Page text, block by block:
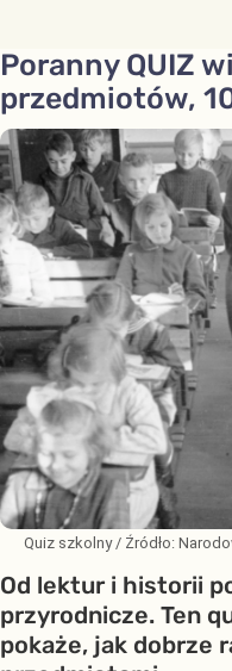
Poranny QUIZ
przedmiotów,
Quiz szkolny/ Źródło:
Od lektur i historii
przyrodnicze. Ten
pokaże, jak dobrze